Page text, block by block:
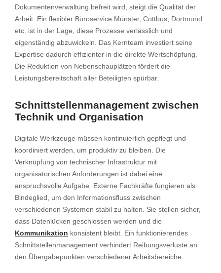
Dokumentenverwaltung befreit wird, steigt die Qualität der
Arbeit. Ein flexibler Büroservice Münster, Cottbus, Dortmund
etc. ist in der Lage, diese Prozesse verlässlich und
eigenständig abzuwickeln. Das Kernteam investiert seine
Expertise dadurch effizienter in die direkte Wertschöpfung.
Die Reduktion von Nebenschauplätzen fördert die
Leistungsbereitschaft aller Beteiligten spürbar.
Schnittstellenmanagement zwischen
Technik und Organisation
Digitale Werkzeuge müssen kontinuierlich gepflegt und
koordiniert werden, um produktiv zu bleiben. Die
Verknüpfung von technischer Infrastruktur mit
organisatorischen Anforderungen ist dabei eine
anspruchsvolle Aufgabe. Externe Fachkräfte fungieren als
Bindeglied, um den Informationsfluss zwischen
verschiedenen Systemen stabil zu halten. Sie stellen sicher,
dass Datenlücken geschlossen werden und die
Kommunikation konsistent bleibt. Ein funktionierendes
Schnittstellenmanagement verhindert Reibungsverluste an
den Übergabepunkten verschiedener Arbeitsbereiche.